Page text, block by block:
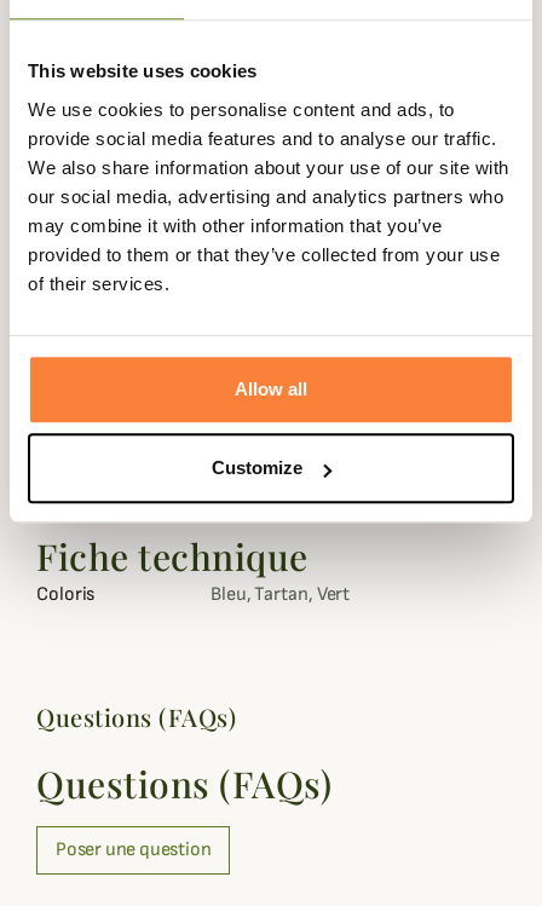
This website uses cookies
We use cookies to personalise content and ads, to
provide social media features and to analyse our traffic.
We also share information about your use of our site with
our social media, advertising and analytics partners who
may combine it with other information that you’ve
provided to them or that they’ve collected from your use
of their services.
Allow all
Customize
Expédié dans
la journée
Échange ou
retour sous
90 jours
Paiement
sécurisé
Paiement en
3 fois dès 100
euros
Description
vous propose cette superbe casquette Moons en
quotidien ou même à la chasse.
Cette casquette Moons en tweed est réalisée dans un
tissu de qualité pour vous offrir un maximum de confort.
Fiche technique
Coloris Bleu, Tartan, Vert
Questions (FAQs)
Questions (FAQs)
Poser une question